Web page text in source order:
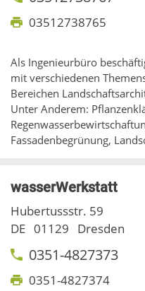
03512738765
Als Ingenieurbüro
mit verschiedenen
Bereichen
Unter Anderem:
Fassadenbegrünung,
wasserWerkstatt
Hubertussstr. 59
DE 01129 Dresden
0351-4827373
0351-4827374